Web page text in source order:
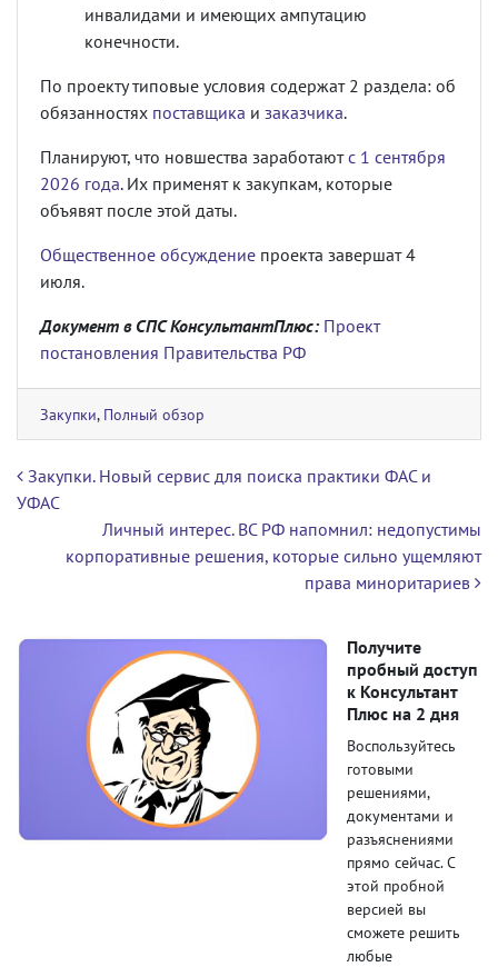
инвалидами и имеющих ампутацию
конечности.
По проекту типовые условия содержат 2 раздела: об
обязанностях поставщика и заказчика.
Планируют, что новшества заработаютс 1 сентября
2026 года. Их применят к закупкам, которые
объявят после этой даты.
Общественное обсуждение проекта завершат 4
июля.
Документ в СПС КонсультантПлюс: Проект
постановления Правительства РФ
Закупки, Полный обзор
Навигация по записям
Закупки. Новый сервис для поиска практики ФАС и
УФАС
Личный интерес. ВС РФ напомнил: недопустимы
корпоративные решения, которые сильно ущемляют
права миноритариев
Получите
пробный доступ
к Консультант
Плюс на 2 дня
Воспользуйтесь
готовыми
решениями,
документами и
разъяснениями
прямо сейчас. С
этой пробной
версией вы
сможете решить
любые